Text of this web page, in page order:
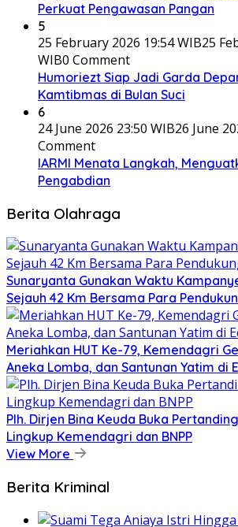
Perkuat Pengawasan Pangan
5
25 February 2026 19:54 WIB25
WIB0 Comment
Humoriezt Siap Jadi Garda
Kamtibmas di Bulan Suci
6
24 June 2026 23:50 WIB26 June
Comment
IARMI Menata Langkah,
Pengabdian
Berita Olahraga
Sunaryanta Gunakan Waktu
Sejauh 42 Km Bersama Para
Meriahkan HUT Ke-79, Kemendagri
Aneka Lomba, dan Santunan Yatim di
Plh. Dirjen Bina Keuda Buka
Lingkup Kemendagri dan BNPP
View More
Berita Kriminal